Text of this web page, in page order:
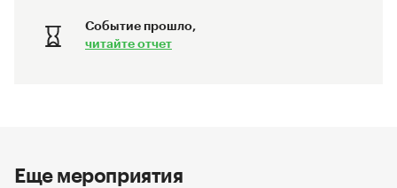
Событие прошло,
читайте отчет
Еще мероприятия